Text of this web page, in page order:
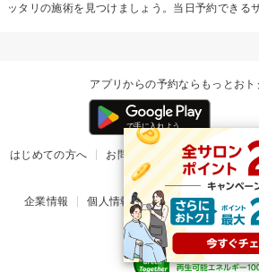
ッタリの施術を見つけましょう。当日予約できる
アプリからの予約ならもっとおト
はじめての方へ お問い合わせ ヘルプ
掲載ご希望のサロン様
企業情報 個人情報保護方針 楽天のサー
© Rakuten Group,